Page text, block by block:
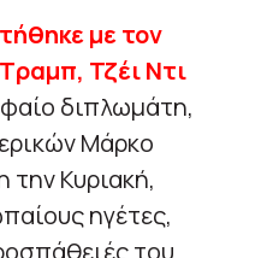
με τον
Τζέι Ντι
διπλωμάτη,
Μάρκο
Κυριακή,
ηγέτες,
του